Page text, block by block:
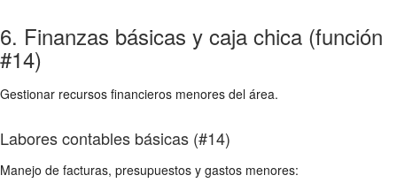
6. Finanzas básicas y caja chica (función
#14)
Gestionar recursos financieros menores del área.
Labores contables básicas (#14)
Manejo de facturas, presupuestos y gastos menores: